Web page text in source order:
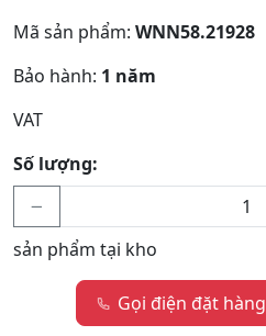
Mã sản phẩm: WNN58.21928
Bảo hành: 1 năm
VAT
Số lượng:
sản phẩm tại kho
Gọi điện đặt hàng